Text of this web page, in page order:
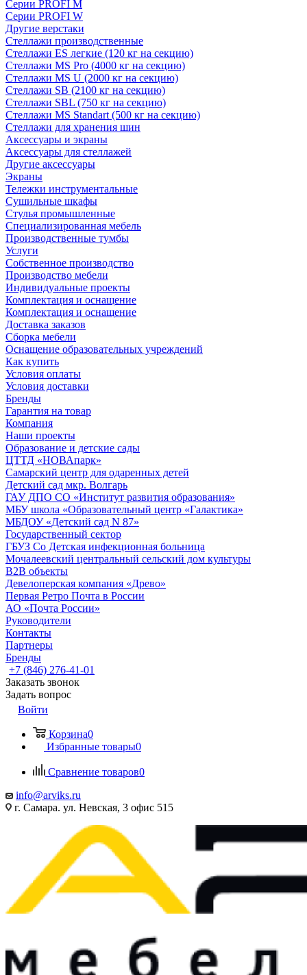
Серии PROFI M
Серии PROFI W
Другие верстаки
Стеллажи производственные
Стеллажи ES легкие (120 кг на секцию)
Стеллажи MS Pro (4000 кг на секцию)
Стеллажи MS U (2000 кг на секцию)
Стеллажи SB (2100 кг на секцию)
Стеллажи SBL (750 кг на секцию)
Стеллажи MS Standart (500 кг на секцию)
Стеллажи для хранения шин
Аксессуары и экраны
Аксессуары для стеллажей
Другие аксессуары
Экраны
Тележки инструментальные
Сушильные шкафы
Стулья промышленные
Специализированная мебель
Производственные тумбы
Услуги
Собственное производство
Производство мебели
Индивидуальные проекты
Комплектация и оснащение
Комплектация и оснащение
Доставка заказов
Сборка мебели
Оснащение образовательных учреждений
Как купить
Условия оплаты
Условия доставки
Бренды
Гарантия на товар
Компания
Наши проекты
Образование и детские сады
ЦТТД «НОВАпарк»
Самарский центр для одаренных детей
Детский сад мкр. Волгарь
ГАУ ДПО СО «Институт развития образования»
МБУ школа «Образовательный центр «Галактика»
МБДОУ «Детский сад N 87»
Государственный сектор
ГБУЗ Со Детская инфекционная больница
Мочалеевский центральный сельский дом культуры
B2B объекты
Девелоперская компания «Древо»
Первая Ретро Почта в России
АО «Почта России»
Руководители
Контакты
Партнеры
Бренды
+7 (846) 276-41-01
Заказать звонок
Задать вопрос
Войти
Корзина0
Избранные товары0
Сравнение товаров0
info@arviks.ru
г. Самара. ул. Невская, 3 офис 515